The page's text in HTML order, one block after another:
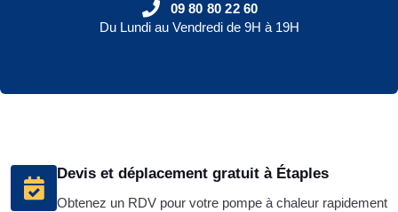
Devis et déplacement gratuit à Étaples
Obtenez un RDV pour votre pompe à chaleur rapidement
09 80 80 22 60
Du Lundi au Vendredi de 9H à 19H